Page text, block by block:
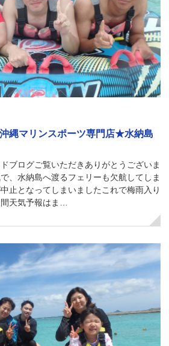
縄マリンスポーツ専門店★水納島
ブログご覧いただきありがとうございま
、水納島へ渡るフェリーも欠航してしま
止となってしまいましたこれで梅雨入り
天気予報はま…